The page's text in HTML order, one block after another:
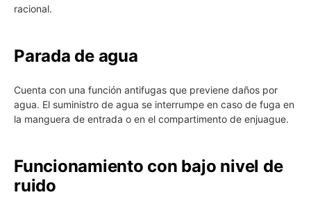
racional.
Parada de agua
Cuenta con una función antifugas que previene daños por
agua. El suministro de agua se interrumpe en caso de fuga en
la manguera de entrada o en el compartimento de enjuague.
Funcionamiento con bajo nivel de
ruido